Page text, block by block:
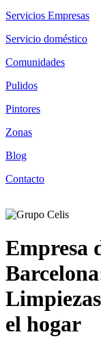
Servicios Empresas
Servicio doméstico
Comunidades
Pulidos
Pintores
Zonas
Blog
Contacto
Empresa
el hogar